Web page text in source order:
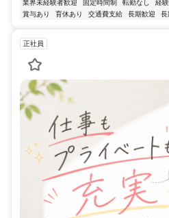
業界未経験者歓迎 固定時間制 転勤なし 経
賞与あり
育休あり 交通費支給 長期歓迎 長
正社員